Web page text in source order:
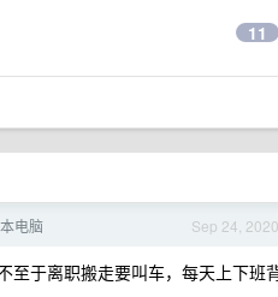
11
Sep 24, 2020
电脑
至于离职搬走要叫车，每天上下班